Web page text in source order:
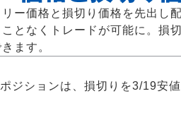
ー価格と損切り価格を先出し
となくトレードが可能に。損
ます。
ジションは、損切りを3/19安